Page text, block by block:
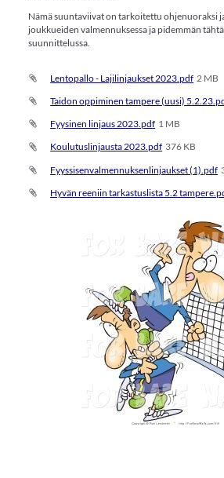
Nämä suuntaviivat on tarkoitettu ohjenuoraksi
joukkueiden valmennuksessa ja pidemmän
suunnittelussa.
Lentopallo - Lajilinjaukset 2023.pdf 2 MB
Taidon oppiminen tampere (uusi)
Fyysinen linjaus 2023.pdf 1 MB
Koulutuslinjausta 2023.pdf 376 KB
Fyyssisenvalmennuksenlinjaukset (1).pdf
Hyvän reeniin tarkastuslista 5.2